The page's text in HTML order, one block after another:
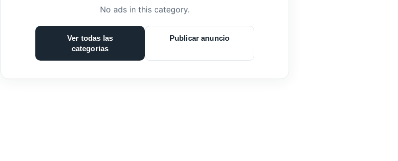
No ads in this category.
Ver todas las
categorias
Publicar anuncio